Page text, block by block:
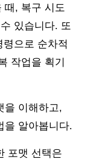
때, 복구 시도
있습니다. 또
으로 순차적
작업을 획기
을 이해하고,
을 알아봅니다.
포맷 선택은